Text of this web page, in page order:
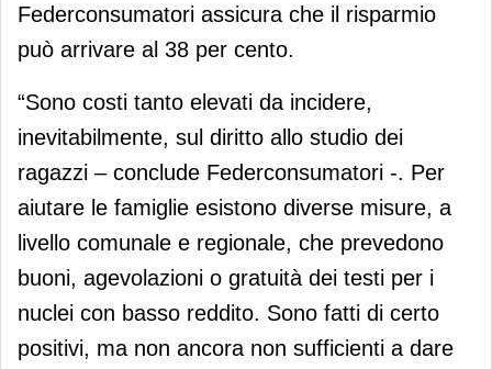
Federconsumatori assicura che il risparmio
può arrivare al 38 per cento.
“Sono costi tanto elevati da incidere,
inevitabilmente, sul diritto allo studio dei
ragazzi – conclude Federconsumatori -. Per
aiutare le famiglie esistono diverse misure, a
livello comunale e regionale, che prevedono
buoni, agevolazioni o gratuità dei testi per i
nuclei con basso reddito. Sono fatti di certo
positivi, ma non ancora non sufficienti a dare